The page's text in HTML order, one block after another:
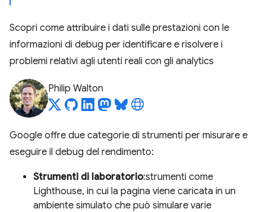
Scopri come attribuire i dati sulle prestazioni con le
informazioni di debug per identificare e risolvere i
problemi relativi agli utenti reali con gli analytics
Philip Walton
Google offre due categorie di strumenti per misurare e
eseguire il debug del rendimento:
Strumenti di laboratorio:strumenti come
Lighthouse, in cui la pagina viene caricata in un
ambiente simulato che può simulare varie